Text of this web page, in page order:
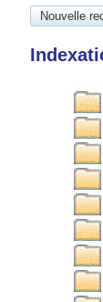
Nouvelle